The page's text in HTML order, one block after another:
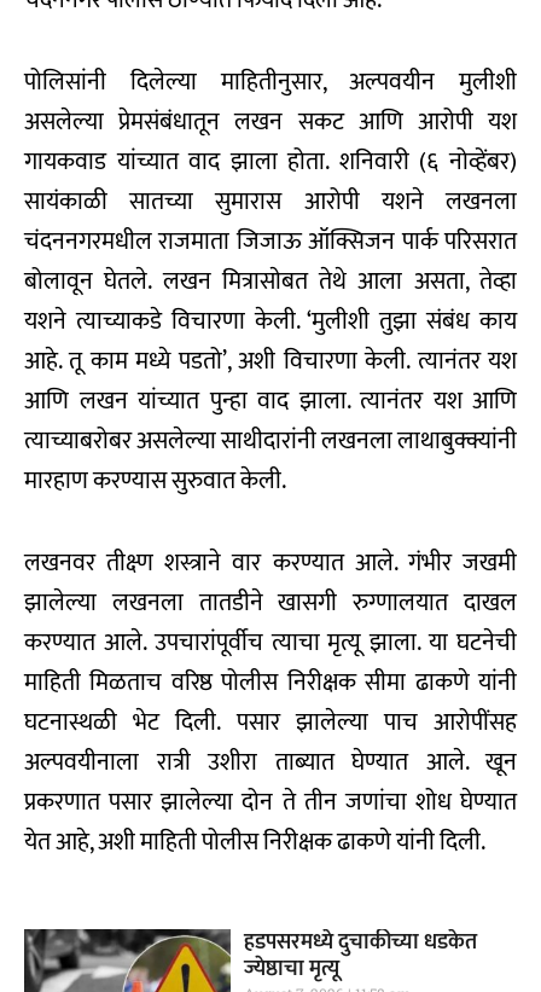
पोलिसांनी दिलेल्या माहितीनुसार, अल्पवयीन मुलीशी
असलेल्या प्रेमसंबंधातून लखन सकट आणि आरोपी यश
गायकवाड यांच्यात वाद झाला होता. शनिवारी (६ नोव्हेंबर)
सायंकाळी सातच्या सुमारास आरोपी यशने लखनला
चंदननगरमधील राजमाता जिजाऊ ऑक्सिजन पार्क परिसरात
बोलावून घेतले. लखन मित्रासाेबत तेथे आला असता, तेव्हा
यशने त्याच्याकडे विचारणा केली. ‘मुलीशी तुझा संबंध काय
आहे. तू काम मध्ये पडतो’, अशी विचारणा केली. त्यानंतर यश
आणि लखन यांच्यात पुन्हा वाद झाला. त्यानंतर यश आणि
त्याच्याबरोबर असलेल्या साथीदारांनी लखनला लाथाबुक्क्यांनी
मारहाण करण्यास सुरुवात केली.
लखनवर तीक्ष्ण शस्त्राने वार करण्यात आले. गंभीर जखमी
झालेल्या लखनला तातडीने खासगी रुग्णालयात दाखल
करण्यात आले. उपचारांपूर्वीच त्याचा मृत्यू झाला. या घटनेची
माहिती मिळताच वरिष्ठ पोलीस निरीक्षक सीमा ढाकणे यांनी
घटनास्थळी भेट दिली. पसार झालेल्या पाच आरोपींसह
अल्पवयीनाला रात्री उशीरा ताब्यात घेण्यात आले. खून
प्रकरणात पसार झालेल्या दोन ते तीन जणांचा शोध घेण्यात
येत आहे, अशी माहिती पोलीस निरीक्षक ढाकणे यांनी दिली.
हडपसरमध्ये दुचाकीच्या धडकेत
ज्येष्ठाचा मृत्यू